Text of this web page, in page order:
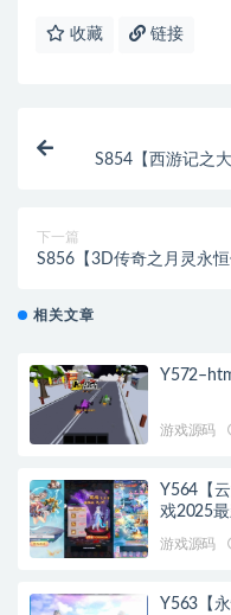
收藏 链接
S854【西游记之
下一篇
S856【3D传奇之月灵永
户端
相关文章
游戏源码
Y564【
戏2025
游戏源码
Y563【